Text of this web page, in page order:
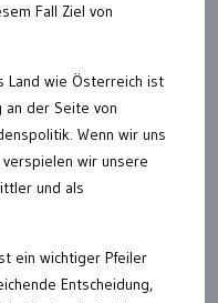
Fall Ziel von
Land wie Österreich ist
an der Seite von
Wenn wir uns
wir unsere
und als
ein wichtiger Pfeiler
Entscheidung,